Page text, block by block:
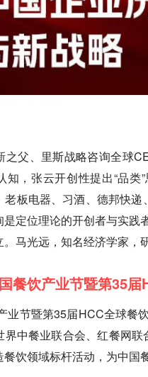
之父、里斯战略咨询全球
知，张云开创性提出“品
老板电器、习酒、德邦快
定位理论的开创者与实践
马光远，知名经济学家，
餐饮产业节暨第35
业节暨第35届HCC全球餐
中餐业联合会、红餐网联
饮领域标杆活动，为中国